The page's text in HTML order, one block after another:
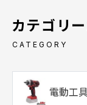
カテゴリ
CATEGORY
電動工